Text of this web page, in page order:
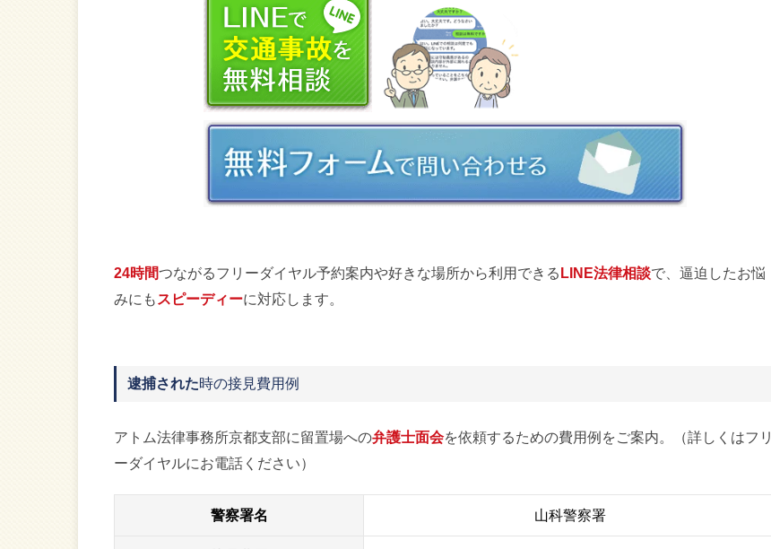
24時間つながるフリーダイヤル予約案内や好きな場所から利用できるLINE法律相談で、逼迫したお悩
みにも スピーディーに対応します。
逮捕された時の接見費用例
アトム法律事務所京都支部に留置場への弁護士面会を依頼するための費用例をご案内。（詳しくはフリ
ーダイヤルにお電話ください）
警察署名 山科警察署